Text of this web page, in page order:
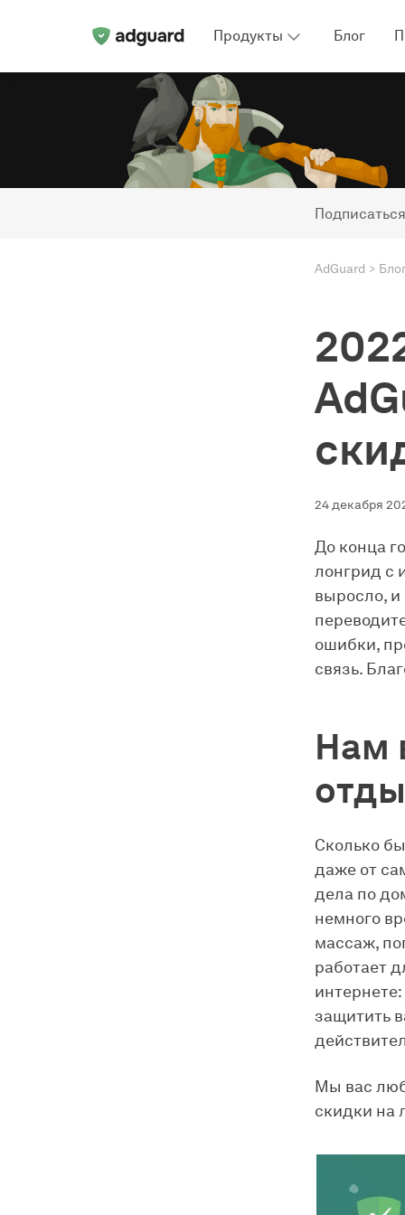
Продукты Блог
AdGuard
24 декабря
До конца
лонгрид с
выросло,
ошибки,
связь.
Нам
Сколько
даже от
дела по
немного
массаж,
работает
защитить
Мы вас
скидки на